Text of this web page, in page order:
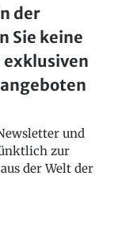
der
Sie keine
und
zur
der Welt der